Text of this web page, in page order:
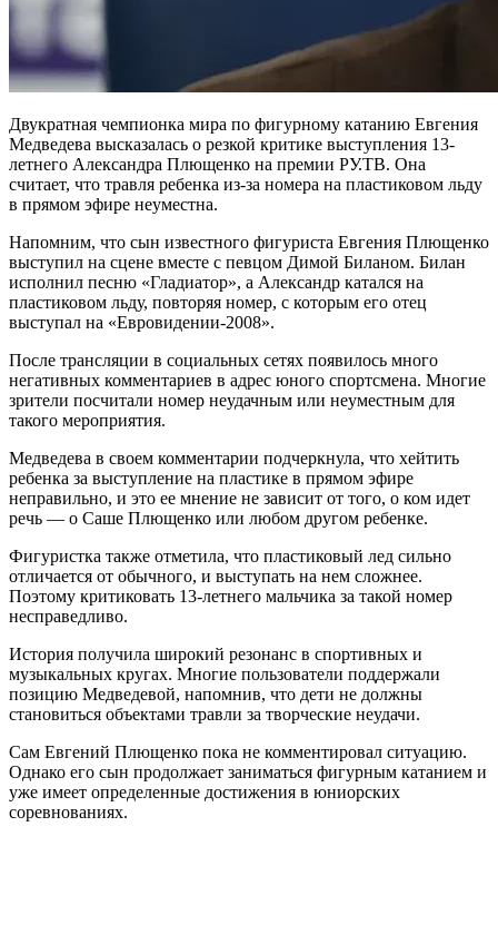
Двукратная чемпионка мира по фигурному катанию Евгения
Медведева высказалась о резкой критике выступления 13-
летнего Александра Плющенко на премии РУ.ТВ. Она
считает, что травля ребенка из-за номера на пластиковом льду
в прямом эфире неуместна.
Напомним, что сын известного фигуриста Евгения Плющенко
выступил на сцене вместе с певцом Димой Биланом. Билан
исполнил песню «Гладиатор», а Александр катался на
пластиковом льду, повторяя номер, с которым его отец
выступал на «Евровидении-2008».
После трансляции в социальных сетях появилось много
негативных комментариев в адрес юного спортсмена. Многие
зрители посчитали номер неудачным или неуместным для
такого мероприятия.
Медведева в своем комментарии подчеркнула, что хейтить
ребенка за выступление на пластике в прямом эфире
неправильно, и это ее мнение не зависит от того, о ком идет
речь — о Саше Плющенко или любом другом ребенке.
Фигуристка также отметила, что пластиковый лед сильно
отличается от обычного, и выступать на нем сложнее.
Поэтому критиковать 13-летнего мальчика за такой номер
несправедливо.
История получила широкий резонанс в спортивных и
музыкальных кругах. Многие пользователи поддержали
позицию Медведевой, напомнив, что дети не должны
становиться объектами травли за творческие неудачи.
Сам Евгений Плющенко пока не комментировал ситуацию.
Однако его сын продолжает заниматься фигурным катанием и
уже имеет определенные достижения в юниорских
соревнованиях.